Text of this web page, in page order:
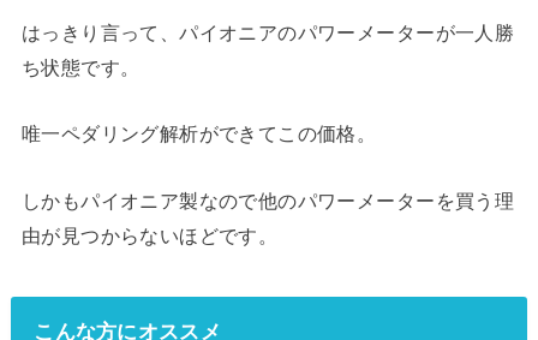
はっきり言って、パイオニアのパワーメーターが一人勝
ち状態です。
唯一ペダリング解析ができてこの価格。
しかもパイオニア製なので他のパワーメーターを買う理
由が見つからないほどです。
こんな方にオススメ